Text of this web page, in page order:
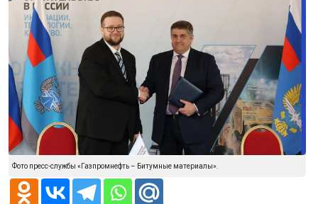
Фото пресс-службы «Газпромнефть – Битумные материалы».